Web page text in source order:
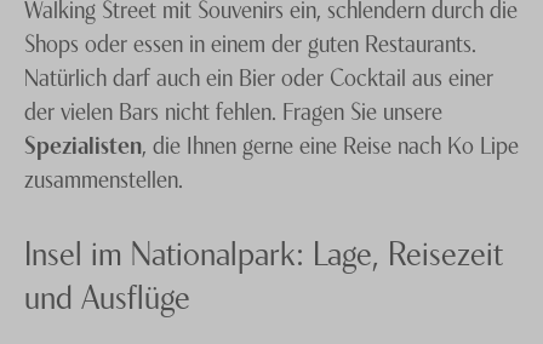
Walking Street mit Souvenirs ein, schlendern durch die
Shops oder essen in einem der guten Restaurants.
Natürlich darf auch ein Bier oder Cocktail aus einer
der vielen Bars nicht fehlen. Fragen Sie unsere
Spezialisten, die Ihnen gerne eine Reise nach Ko Lipe
zusammenstellen.
Insel im Nationalpark: Lage, Reisezeit
und Ausflüge